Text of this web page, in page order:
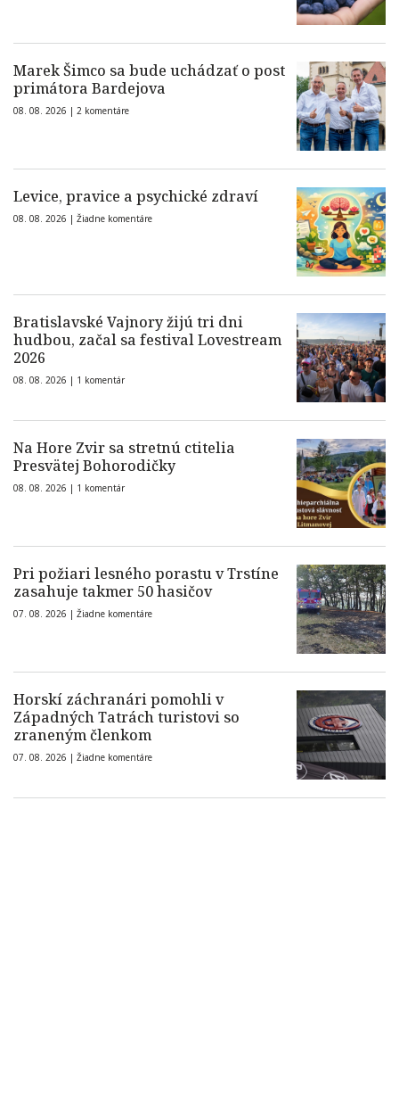
Marek Šimco sa bude uchádzať o post
primátora Bardejova
08. 08. 2026 | 2 komentáre
Levice, pravice a psychické zdraví
08. 08. 2026 | Žiadne komentáre
Bratislavské Vajnory žijú tri dni
hudbou, začal sa festival Lovestream
2026
08. 08. 2026 | 1 komentár
Na Hore Zvir sa stretnú ctitelia
Presvätej Bohorodičky
08. 08. 2026 | 1 komentár
Pri požiari lesného porastu v Trstíne
zasahuje takmer 50 hasičov
07. 08. 2026 | Žiadne komentáre
Horskí záchranári pomohli v
Západných Tatrách turistovi so
zraneným členkom
07. 08. 2026 | Žiadne komentáre